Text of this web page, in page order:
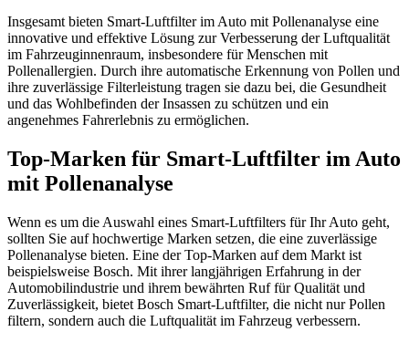
Insgesamt bieten Smart-Luftfilter im Auto mit Pollenanalyse eine
innovative und effektive Lösung zur Verbesserung der Luftqualität
im Fahrzeuginnenraum, insbesondere für Menschen mit
Pollenallergien. Durch ihre automatische Erkennung von Pollen und
ihre zuverlässige Filterleistung tragen sie dazu bei, die Gesundheit
und das Wohlbefinden der Insassen zu schützen und ein
angenehmes Fahrerlebnis zu ermöglichen.
Top-Marken für Smart-Luftfilter im Auto
mit Pollenanalyse
Wenn es um die Auswahl eines Smart-Luftfilters für Ihr Auto geht,
sollten Sie auf hochwertige Marken setzen, die eine zuverlässige
Pollenanalyse bieten. Eine der Top-Marken auf dem Markt ist
beispielsweise Bosch. Mit ihrer langjährigen Erfahrung in der
Automobilindustrie und ihrem bewährten Ruf für Qualität und
Zuverlässigkeit, bietet Bosch Smart-Luftfilter, die nicht nur Pollen
filtern, sondern auch die Luftqualität im Fahrzeug verbessern.